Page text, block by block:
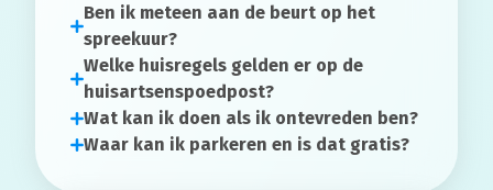
Ben ik meteen aan de beurt op het
spreekuur?
Welke huisregels gelden er op de
huisartsenspoedpost?
Wat kan ik doen als ik ontevreden ben?
Waar kan ik parkeren en is dat gratis?